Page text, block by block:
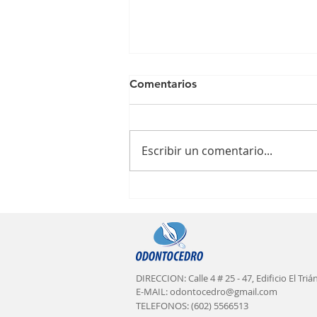
Comentarios
Escribir un comentario...
DIRECCION: Calle 4 # 25 - 47, Edificio El
E-MAIL:odontocedro@gmail.com
TELEFONOS: (602) 5566513